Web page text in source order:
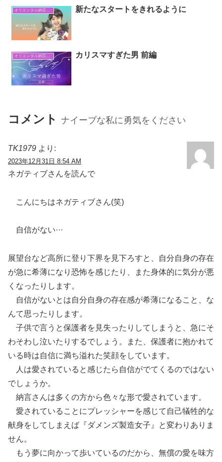
オリエンタル納言日常日記 新たなスタートをきれるように
オリエンタル納言日常日記 カリスマすぎた男 前編
コメント ナイーブな私に勇気をください
TK1979 より:
2023年12月31日 8:54 AM
ネガティブさんを読んで
こんにちはネガティブさん(笑)
自信がない···
展望台など高所に登り下界を見下ろすと、自分自身の存在
が急に希薄になり恐怖を感じたり、また身体的に気分が悪
くなったりします。
自信がないとは自分自身の存在感が希薄になること、な
んて思ったりします。
子供で言うと保護者を見失ったりしてしまうと、急にそ
わそわし泣いたりするでしょう。また、保護者に抱かれて
いる時は自信に満ち溢れた笑顔をしています。
人は愛されていると感じたら自信がでてくるのではない
でしょうか。
納言さんは多くの方から色々な形で愛されています。
愛されていることにプレッシャーを感じて自己犠牲的な
献身をしてしまえば『ダメンズ製造女子』と変わりありま
せん。
もう夢に向かって歩いているのだから、無償の愛を味方